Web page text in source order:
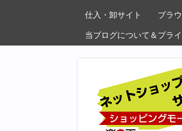
仕入・卸サイト ブラ
当ブログについて＆プラ